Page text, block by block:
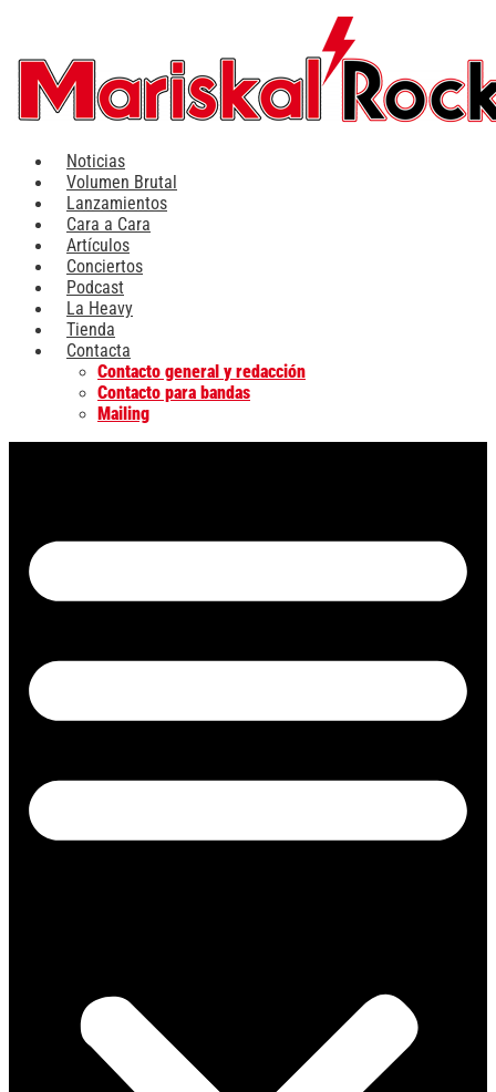
contenido
Noticias
Volumen Brutal
Lanzamientos
Cara a Cara
Artículos
Conciertos
Podcast
La Heavy
Tienda
Contacta
Contacto general y redacción
Contacto para bandas
Mailing